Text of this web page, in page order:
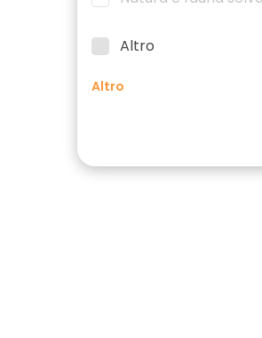
Altro
Altro